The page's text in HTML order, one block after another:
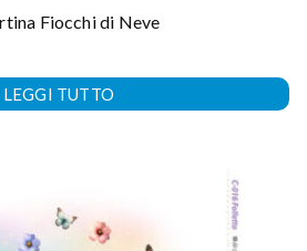
Fiocchi di Neve
LEGGI TUTTO